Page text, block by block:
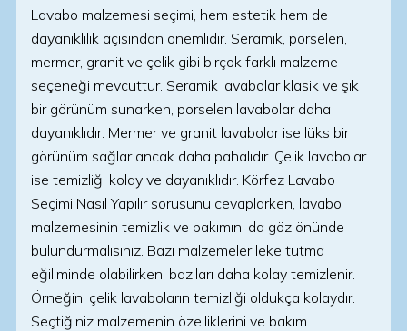
Lavabo malzemesi seçimi, hem estetik hem de
dayanıklılık açısından önemlidir. Seramik, porselen,
mermer, granit ve çelik gibi birçok farklı malzeme
seçeneği mevcuttur. Seramik lavabolar klasik ve şık
bir görünüm sunarken, porselen lavabolar daha
dayanıklıdır. Mermer ve granit lavabolar ise lüks bir
görünüm sağlar ancak daha pahalıdır. Çelik lavabolar
ise temizliği kolay ve dayanıklıdır. Körfez Lavabo
Seçimi Nasıl Yapılır sorusunu cevaplarken, lavabo
malzemesinin temizlik ve bakımını da göz önünde
bulundurmalısınız. Bazı malzemeler leke tutma
eğiliminde olabilirken, bazıları daha kolay temizlenir.
Örneğin, çelik lavaboların temizliği oldukça kolaydır.
Seçtiğiniz malzemenin özelliklerini ve bakım